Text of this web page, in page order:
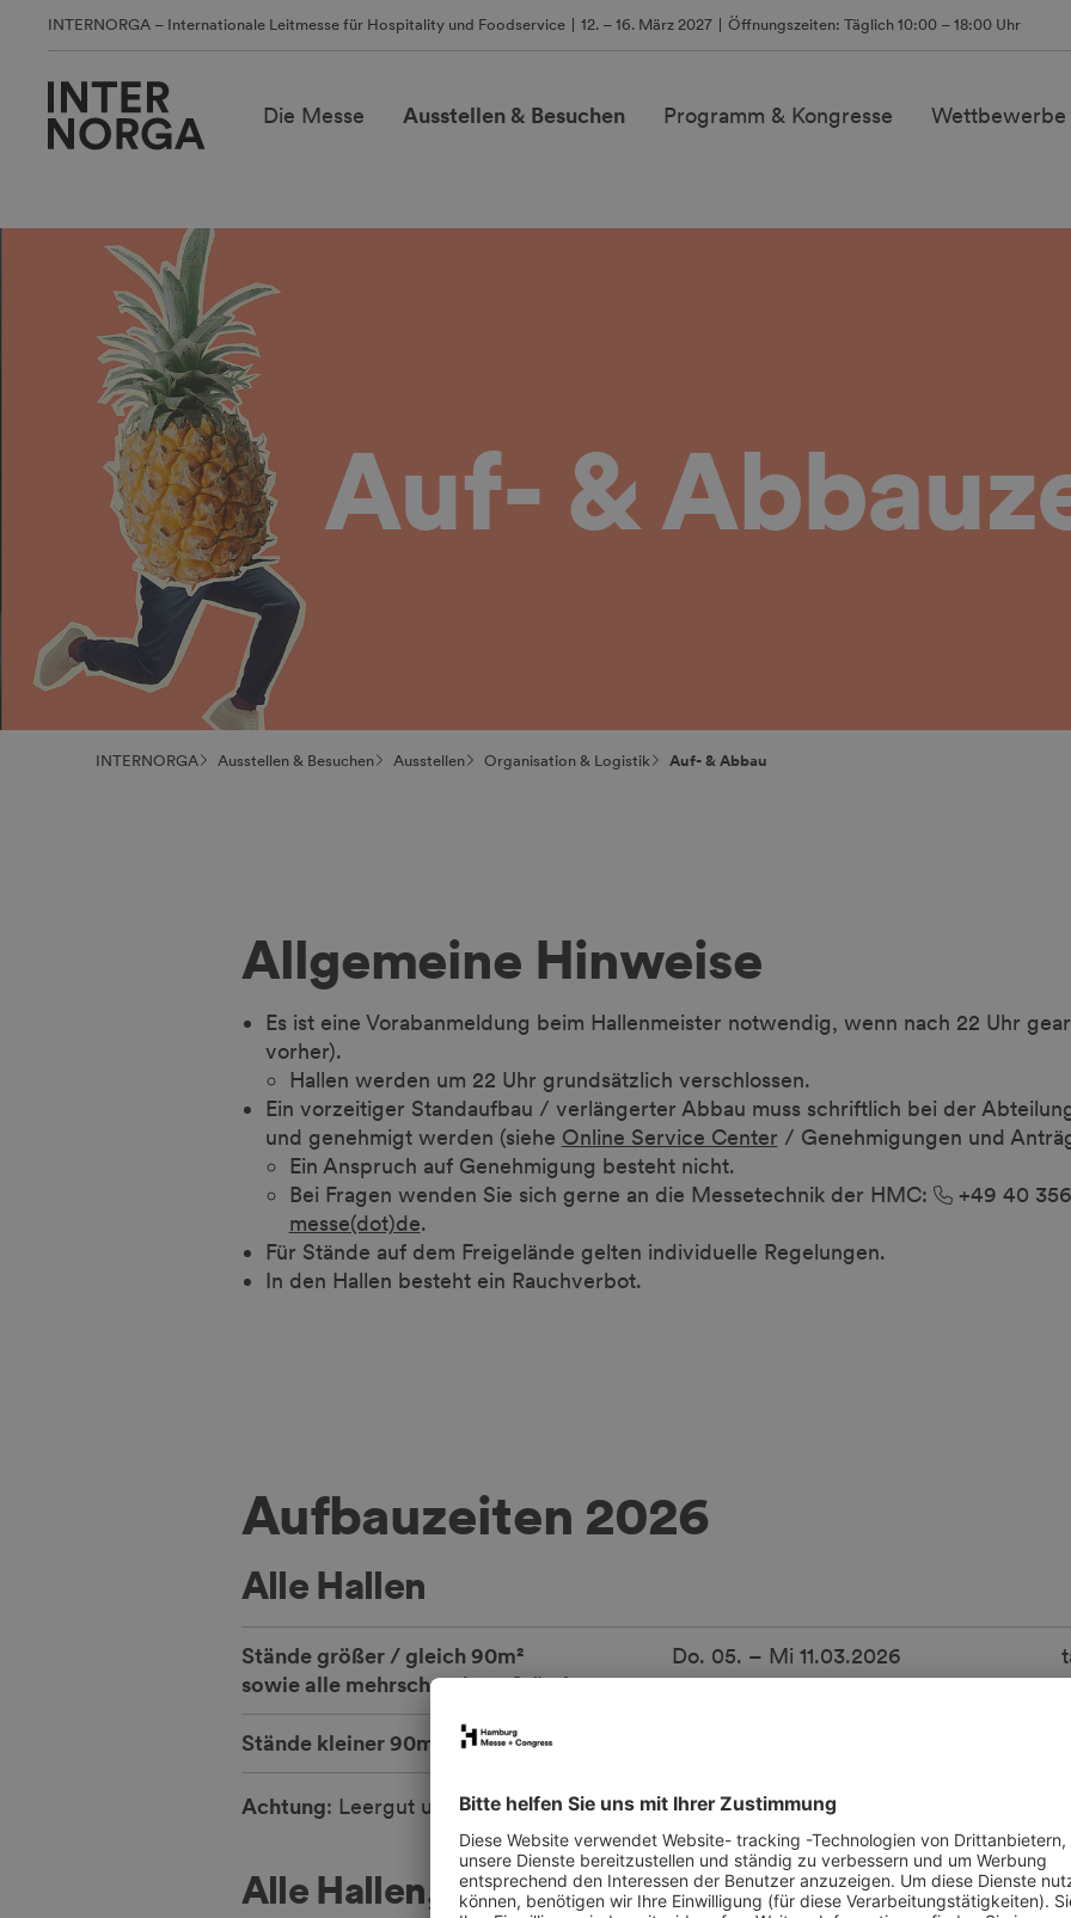
INTERNORGA – Internationale Leitmesse für Hospitality und Foodservice 12. – 16. März 2027 Öffnungszeiten: Täglich 10:00 – 18:00 Uhr
Die Messe Ausstellen & Besuchen Programm & Kongresse Wettbewerbe
Auf- &
INTERNORGA Ausstellen & Besuchen Ausstellen Organisation & Logistik Auf- & Abbau
Allgemeine Hinweise
Es ist eine Vorabanmeldung beim Hallenmeister notwendig, wenn nach 22 Uhr
vorher).
Hallen werden um 22 Uhr grundsätzlich verschlossen.
Ein vorzeitiger Standaufbau / verlängerter Abbau muss schriftlich bei der
und genehmigt werden (siehe Online Service Center / Genehmigungen und
Ein Anspruch auf Genehmigung besteht nicht.
Bei Fragen wenden Sie sich gerne an die Messetechnik der HMC:
+49 40
messe(dot)de.
Für Stände auf dem Freigelände gelten individuelle Regelungen.
In den Hallen besteht ein Rauchverbot.
Aufbauzeiten 2026
Alle Hallen
Stände größer / gleich 90m²
sowie alle mehrschossigen Stände
Do. 05. – Mi 11.03.2026
Stände kleiner 90m²
Achtung: Leergut und Abfälle sind täglich aus der Halle zu entfernen.
Alle Hallen, alle Stände am letzten Aufbautag